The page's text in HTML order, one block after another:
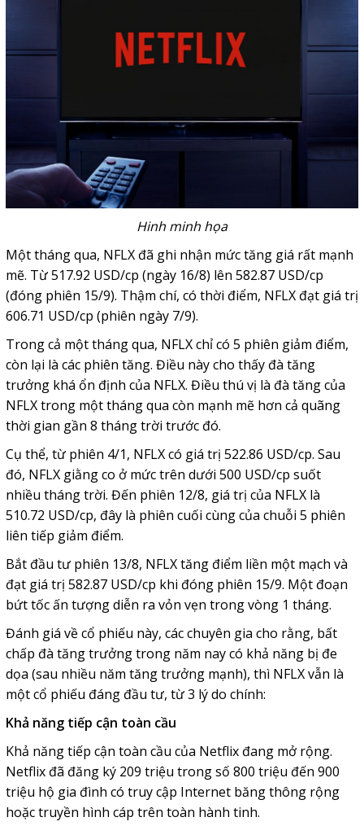
Hinh minh họa
Một tháng qua, NFLX đã ghi nhận mức tăng giá rất mạnh
mẽ. Từ 517.92 USD/cp (ngày 16/8) lên 582.87 USD/cp
(đóng phiên 15/9). Thậm chí, có thời điểm, NFLX đạt giá trị
606.71 USD/cp (phiên ngày 7/9).
Trong cả một tháng qua, NFLX chỉ có 5 phiên giảm điểm,
còn lại là các phiên tăng. Điều này cho thấy đà tăng
trưởng khá ổn định của NFLX. Điều thú vị là đà tăng của
NFLX trong một tháng qua còn mạnh mẽ hơn cả quãng
thời gian gần 8 tháng trời trước đó.
Cụ thể, từ phiên 4/1, NFLX có giá trị 522.86 USD/cp. Sau
đó, NFLX giằng co ở mức trên dưới 500 USD/cp suốt
nhiều tháng trời. Đến phiên 12/8, giá trị của NFLX là
510.72 USD/cp, đây là phiên cuối cùng của chuỗi 5 phiên
liên tiếp giảm điểm.
Bắt đầu tư phiên 13/8, NFLX tăng điểm liền một mạch và
đạt giá trị 582.87 USD/cp khi đóng phiên 15/9. Một đoạn
bứt tốc ấn tượng diễn ra vỏn vẹn trong vòng 1 tháng.
Đánh giá về cổ phiếu này, các chuyên gia cho rằng, bất
chấp đà tăng trưởng trong năm nay có khả năng bị đe
dọa (sau nhiều năm tăng trưởng mạnh), thì NFLX vẫn là
một cổ phiếu đáng đầu tư, từ 3 lý do chính:
Khả năng tiếp cận toàn cầu
Khả năng tiếp cận toàn cầu của Netflix đang mở rộng.
Netflix đã đăng ký 209 triệu trong số 800 triệu đến 900
triệu hộ gia đình có truy cập Internet băng thông rộng
hoặc truyền hình cáp trên toàn hành tinh.